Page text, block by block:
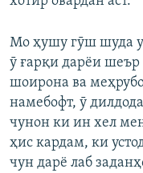
Мо ҳушу гӯш шуда
ӯ ғарқи дарёи
шоирона ва
намебофт, ӯ
чунон ки ин хел
ҳис кардам, ки
чун дарё лаб